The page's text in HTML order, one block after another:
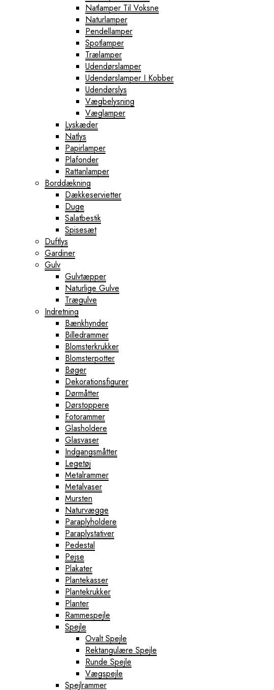
Natlamper Til Voksne
Naturlamper
Pendellamper
Spotlamper
Trælamper
Udendørslamper
Udendørslamper I Kobber
Udendørslys
Vægbelysning
Væglamper
Lyskæder
Natlys
Papirlamper
Plafonder
Rattanlamper
Borddækning
Dækkeservietter
Duge
Salatbestik
Spisesæt
Duftlys
Gardiner
Gulv
Gulvtæpper
Naturlige Gulve
Trægulve
Indretning
Bænkhynder
Billedrammer
Blomsterkrukker
Blomsterpotter
Bøger
Dekorationsfigurer
Dørmåtter
Dørstoppere
Fotorammer
Glasholdere
Glasvaser
Indgangsmåtter
Legetøj
Metalrammer
Metalvaser
Mursten
Naturvægge
Paraplyholdere
Paraplystativer
Pedestal
Pejse
Plakater
Plantekasser
Plantekrukker
Planter
Rammespejle
Spejle
Ovalt Spejle
Rektangulære Spejle
Runde Spejle
Vægspejle
Spejlrammer